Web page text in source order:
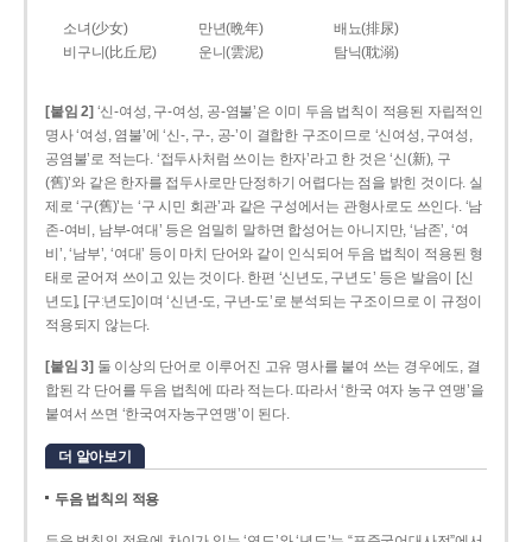
소녀(少女) 만년(晩年)
배뇨(排尿)
비구니(比丘尼)
운니(雲泥) 탐닉(耽溺)
[붙임 2] ‘신-여성, 구-여성, 공-염불’은 이미 두음 법칙이 적용된 자립적인
명사 ‘여성, 염불’에 ‘신-, 구-, 공-’이 결합한 구조이므로 ‘신여성, 구여성,
공염불’로 적는다. ‘접두사처럼 쓰이는 한자’라고 한 것은 ‘신(新), 구
(舊)’와 같은 한자를 접두사로만 단정하기 어렵다는 점을 밝힌 것이다. 실
제로 ‘구(舊)’는 ‘구 시민 회관’과 같은 구성에서는 관형사로도 쓰인다. ‘남
존­-여비, 남부-­여대’ 등은 엄밀히 말하면 합성어는 아니지만, ‘남존’, ‘여
비’, ‘남부’, ‘여대’ 등이 마치 단어와 같이 인식되어 두음 법칙이 적용된 형
태로 굳어져 쓰이고 있는 것이다. 한편 ‘신년도, 구년도’ 등은 발음이 [신
년도], [구ː년도]이며 ‘신년­-도, 구년-­도’로 분석되는 구조이므로 이 규정이
적용되지 않는다.
[붙임 3] 둘 이상의 단어로 이루어진 고유 명사를 붙여 쓰는 경우에도, 결
합된 각 단어를 두음 법칙에 따라 적는다. 따라서 ‘한국 여자 농구 연맹’을
붙여서 쓰면 ‘한국여자농구연맹’이 된다.
더 알아보기
두음 법칙의 적용